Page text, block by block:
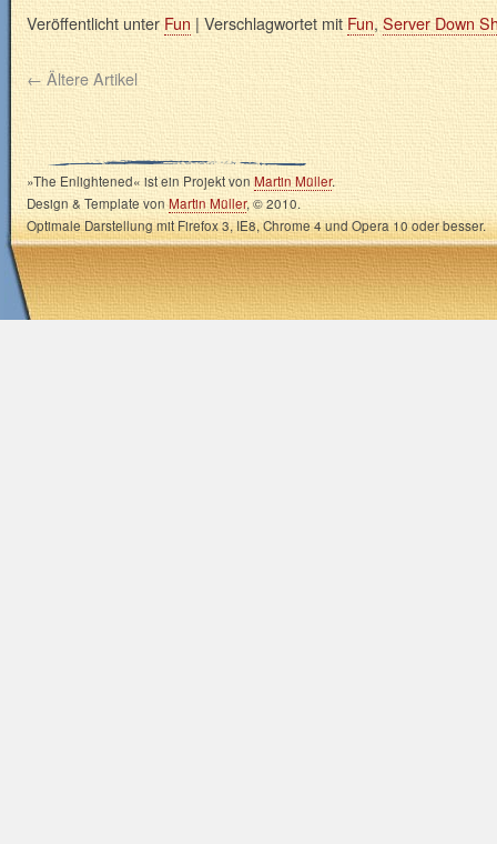
Veröffentlicht unter Fun |Verschlagwortet mit Fun, Server Down
← Ältere Artikel
»The Enlightened« ist ein Projekt vonMartin Müller.
Design & Template vonMartin Müller, © 2010.
Optimale Darstellung mit Firefox 3, IE8, Chrome 4 und Opera 10 oder besser.